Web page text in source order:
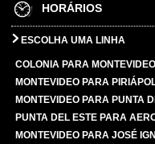
HORÁRIOS
ESCOLHA UMA LINHA
COLONIA PARA MONTEVIDEO
MONTEVIDEO PARA
MONTEVIDEO PARA PUNTA
PUNTA DEL ESTE PARA
MONTEVIDEO PARA JOSÉ